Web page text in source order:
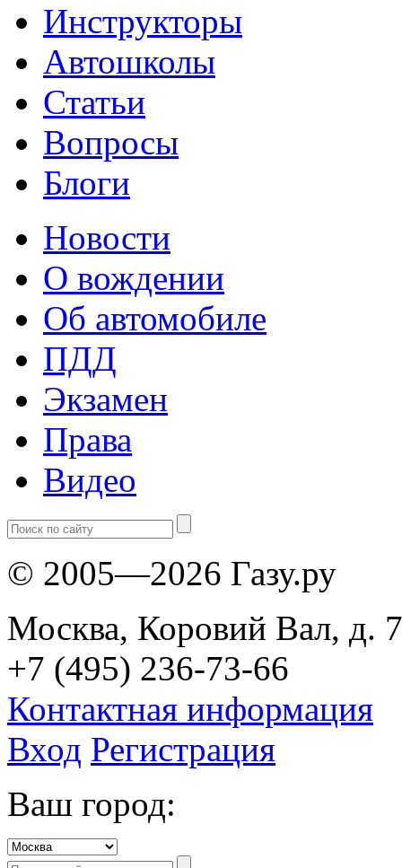
Инструкторы
Автошколы
Статьи
Вопросы
Блоги
Новости
О вождении
Об автомобиле
ПДД
Экзамен
Права
Видео
© 2005—2026 Газу.ру
Москва, Коровий Вал, д.
+7 (495) 236-73-66
Контактная информация
Вход Регистрация
Ваш город: